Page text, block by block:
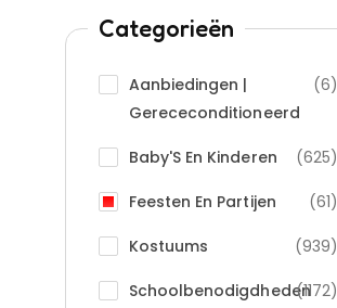
Categorieën
Aanbiedingen |
Gerececonditioneerd
(6)
Baby'S En Kinderen (625)
Feesten En Partijen (61)
Kostuums (939)
Schoolbenodigdheden(1172)